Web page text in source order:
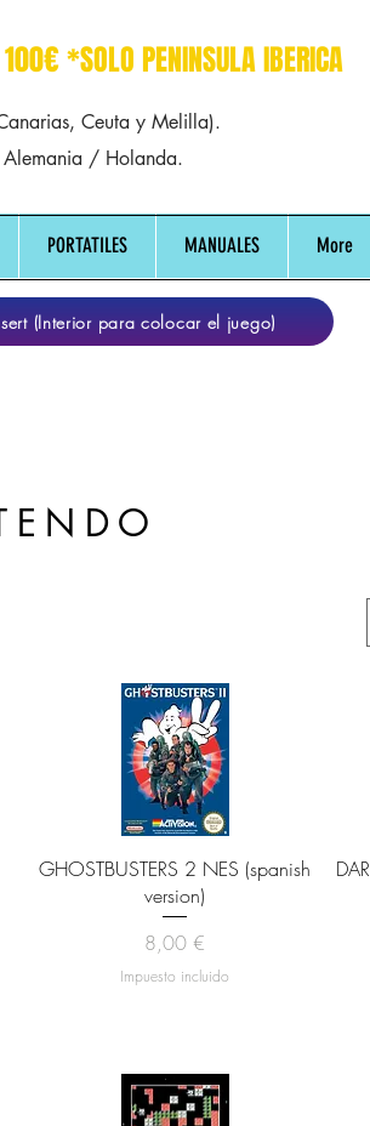
*SOLO PENINSULA IBERICA
Ceuta y Melilla).
/ Holanda.
PORTATILES MANUALES More
(Interior para colocar el juego)
Vista rápida
GHOSTBUSTERS 2 NES (spanish
version)
Precio
8,00 €
Impuesto incluido